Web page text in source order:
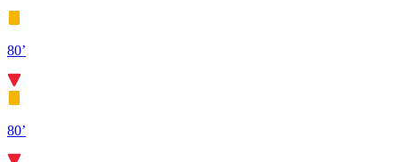
80’
80’